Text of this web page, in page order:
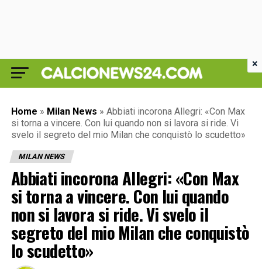
Home » Milan News » Abbiati incorona Allegri: «Con Max
si torna a vincere. Con lui quando non si lavora si ride. Vi
svelo il segreto del mio Milan che conquistò lo scudetto»
MILAN NEWS
Abbiati incorona Allegri: «Con Max
si torna a vincere. Con lui quando
non si lavora si ride. Vi svelo il
segreto del mio Milan che conquistò
lo scudetto»
×